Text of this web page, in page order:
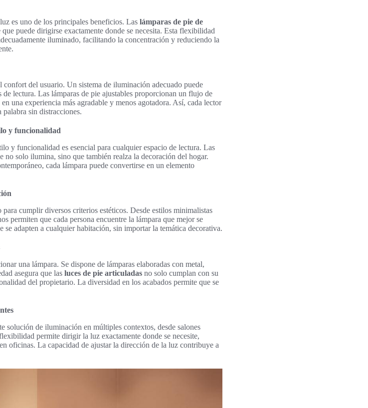
es uno de los principales beneficios. Las lámparas de pie de
puede dirigirse exactamente donde se necesita. Esta flexibilidad
iluminado, facilitando la concentración y reduciendo la
del usuario. Un sistema de iluminación adecuado puede
lectura. Las lámparas de pie ajustables proporcionan un flujo de
una experiencia más agradable y menos agotadora. Así, cada lector
sin distracciones.
y funcionalidad
y funcionalidad es esencial para cualquier espacio de lectura. Las
no solo ilumina, sino que también realza la decoración del hogar.
cada lámpara puede convertirse en un elemento
para cumplir diversos criterios estéticos. Desde estilos minimalistas
permiten que cada persona encuentre la lámpara que mejor se
se adapten a cualquier habitación, sin importar la temática decorativa.
una lámpara. Se dispone de lámparas elaboradas con metal,
asegura que las luces de pie articuladas no solo cumplan con su
del propietario. La diversidad en los acabados permite que se
solución de iluminación en múltiples contextos, desde salones
permite dirigir la luz exactamente donde se necesite,
oficinas. La capacidad de ajustar la dirección de la luz contribuye a